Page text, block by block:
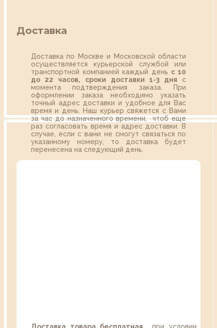
Доставка
Доставка по Москве и Московской области
осуществляется курьерской службой или
транспортной компанией каждый день с 10
до 22 часов,
сроки доставки 1-3 дня с
момента подтверждения заказа. При
оформлении заказа необходимо указать
точный адрес доставки и удобное для Вас
время и день. Наш курьер свяжется с Вами
за час до назначенного времени, чтоб еще
раз согласовать время и адрес доставки. В
случае, если с вами не смогут связаться по
указанному номеру, то доставка будет
перенесена на следующий день.